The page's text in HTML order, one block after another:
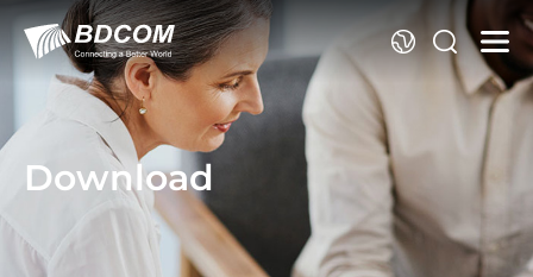
Download